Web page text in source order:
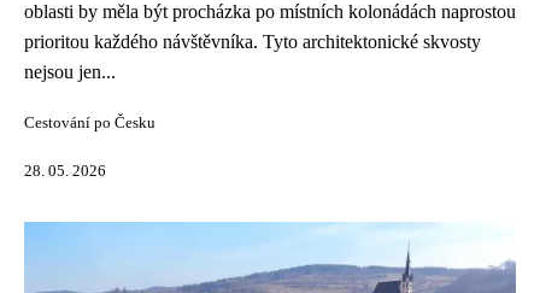
oblasti by měla být procházka po místních kolonádách naprostou
prioritou každého návštěvníka. Tyto architektonické skvosty
nejsou jen...
Cestování po Česku
28. 05. 2026